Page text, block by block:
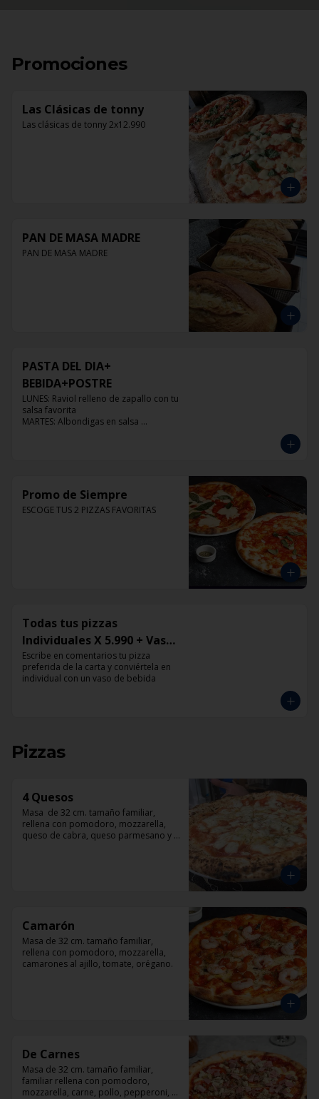
Promociones
Las Clásicas de tonny
Las clásicas de tonny 2x12.990
PAN DE MASA MADRE
PAN DE MASA MADRE
PASTA DEL DIA+
BEBIDA+POSTRE
LUNES: Raviol relleno de zapallo con tu
salsa favorita
MARTES: Albondigas en salsa
VIERNES: Raviol cabra con tu salsa
favorita
Promo de Siempre
ESCOGE TUS 2 PIZZAS FAVORITAS
Todas tus pizzas
Individuales X 5.990 + Vaso
de Bebida Grande
Escribe en comentarios tu pizza
preferida de la carta y conviértela en
individual con un vaso de bebida
Pizzas
4 Quesos
Masa  de 32 cm. tamaño familiar,
rellena con pomodoro, mozzarella,
queso de cabra, queso parmesano y
Camarón
Masa de 32 cm. tamaño familiar,
rellena con pomodoro, mozzarella,
camarones al ajillo, tomate, orégano.
De Carnes
Masa de 32 cm. tamaño familiar,
familiar rellena con pomodoro,
mozzarella, carne, pollo, pepperoni,